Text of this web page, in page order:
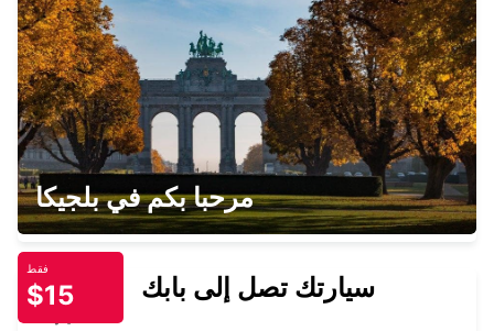
LA CORUNA RENFE
LA CORUNA - SPAIN
ORENSE RENFE
OURENSE - SPAIN
مرحبا بكم في بلجيكا
فقط
$15 سيارتك تصل إلى بابك